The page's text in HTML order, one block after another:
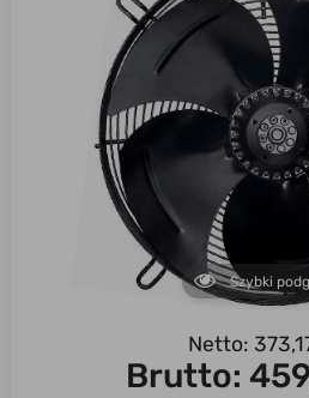
Szybki
Netto:
Brutto: